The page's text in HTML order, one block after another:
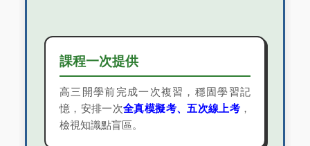
課程一次提供
高三開學前完成一次複習，穩固學習記
憶，安排一次全真模擬考、五次線上考 ，
檢視知識點盲區。